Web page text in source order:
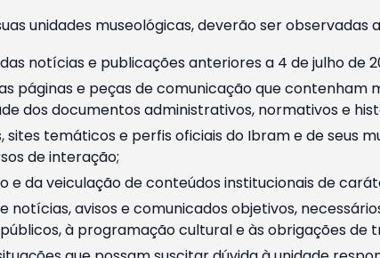
unidades museológicas, deverão ser observadas
notícias e publicações anteriores a 4 de julho de
páginas e peças de comunicação que contenham
dos documentos administrativos, normativos e
temáticos e perfis oficiais do Ibram e de seus
de interação;
e da veiculação de conteúdos institucionais de
notícias, avisos e comunicados objetivos,
à programação cultural e às obrigações de